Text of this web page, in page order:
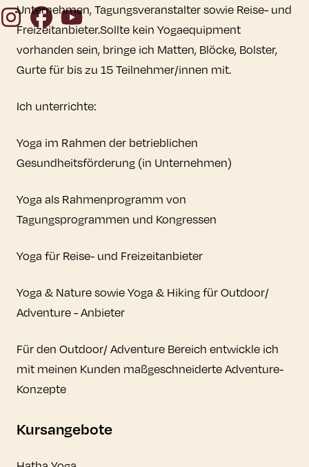
InstagramFacebookYouTube
Unternehmen, Tagungsveranstalter sowie Reise- und
Freizeitanbieter.Sollte kein Yogaequipment
vorhanden sein, bringe ich Matten, Blöcke, Bolster,
Gurte für bis zu 15 Teilnehmer/innen mit.
Ich unterrichte:
Yoga im Rahmen der betrieblichen
Gesundheitsförderung (in Unternehmen)
Yoga als Rahmenprogramm von
Tagungsprogrammen und Kongressen
Yoga für Reise- und Freizeitanbieter
Yoga & Nature sowie Yoga & Hiking für Outdoor/
Adventure - Anbieter
Für den Outdoor/ Adventure Bereich entwickle ich
mit meinen Kunden maßgeschneiderte Adventure-
Konzepte
Kursangebote